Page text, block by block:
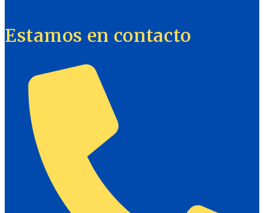
Estamos en contacto